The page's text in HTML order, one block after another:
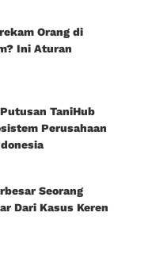
Orang di
Ini Aturan
TaniHub
Perusahaan
Seorang
Dari Kasus Keren